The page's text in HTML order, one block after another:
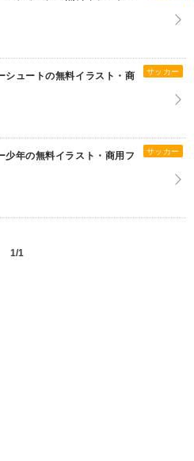
サッカー
シュートの無料イラスト・商
サッカー
少年の無料イラスト・商用フ
1/1